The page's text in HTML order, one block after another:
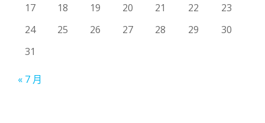
17
18 19 20 21 22
23
24
25 26 27 28 29
30
31
« 7 月